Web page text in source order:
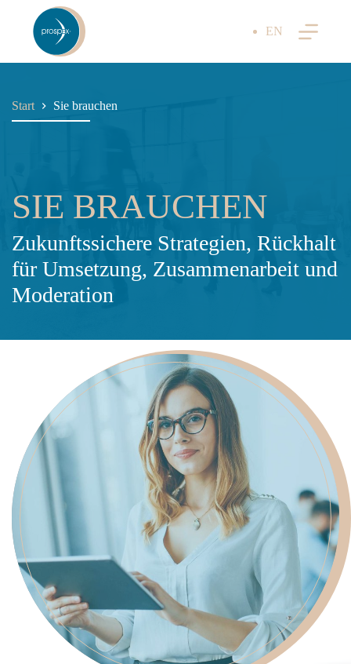
springen
EN
Start Sie brauchen
SIE BRAUCHEN
Zukunftssichere Strategien, Rückhalt
für Umsetzung, Zusammenarbeit und
Moderation